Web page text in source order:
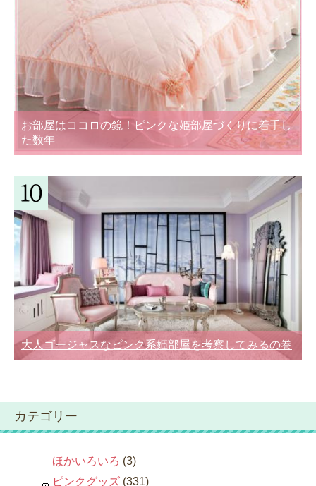
お部屋はココロの鏡！ピンクな姫部屋づくりに着手し
た数年
大人ゴージャスなピンク系姫部屋を考察してみるの巻
カテゴリー
ほかいろいろ (3)
ピンクグッズ (331)